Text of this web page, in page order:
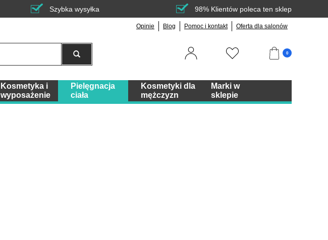
Szybka wysyłka 98% Klientów poleca ten sklep
Opinie Blog Pomoc i kontakt Oferta dla salonów
0
Kosmetyka i
wyposażenie
Pielęgnacja
ciała
Kosmetyki dla
mężczyzn
Marki w
sklepie